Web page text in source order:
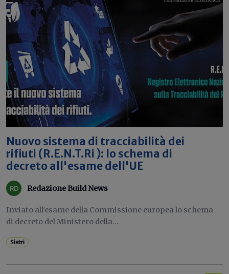
Nuovo sistema di tracciabilità dei
rifiuti (R.E.N.T.Ri ): lo schema di
decreto all'esame dell'UE
Redazione Build News
Inviato all'esame della Commissione europea lo schema
di decreto del Ministero della...
Sistri